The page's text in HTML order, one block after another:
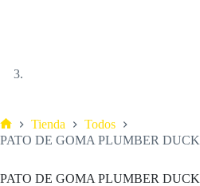
Tienda
Todos
PATO DE GOMA PLUMBER DUCK
PATO DE GOMA PLUMBER DUCK